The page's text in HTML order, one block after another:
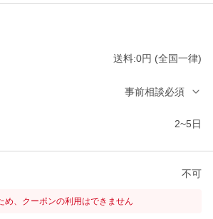
送料:0円 (全国一律)
事前相談必須
2~5日
不可
め、クーポンの利用はできません